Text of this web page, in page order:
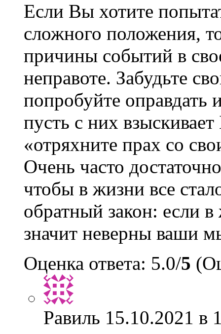
Если Вы хотите
сложного положения,
причины событий в
неправоте. Забудьте
попробуйте оправдать
пусть с них
«отряхните прах со
Очень часто
чтобы в жизни все
обратный закон: если
значит неверны ваши
Оценка ответа: 5.0/5
Равиль 15.10.2021 в